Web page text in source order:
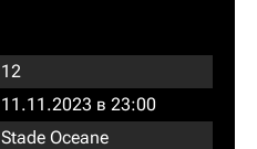
12
11.11.2023 в 23:00
Stade Oceane